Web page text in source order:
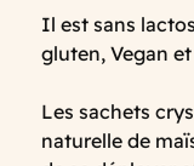
Il est sans
gluten, Vegan
Les sachets
naturelle de